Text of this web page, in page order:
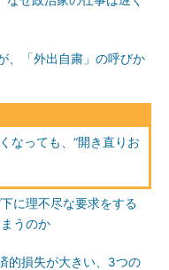
、「外出自粛」の呼びか
なっても、“開き直りお
に理不尽な要求をする
うのか
的損失が大きい、3つの